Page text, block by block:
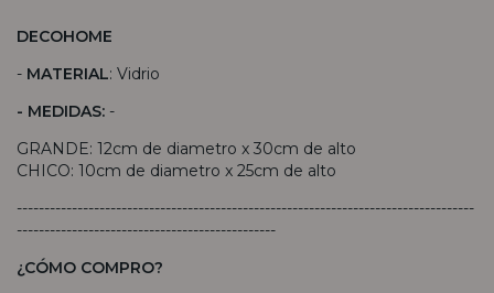
DECOHOME
- MATERIAL: Vidrio
- MEDIDAS: -
GRANDE: 12cm de diametro x 30cm de alto
CHICO: 10cm de diametro x 25cm de alto
-----------------------------------------------------------------------------------
-----------------------------------------------
¿CÓMO COMPRO?